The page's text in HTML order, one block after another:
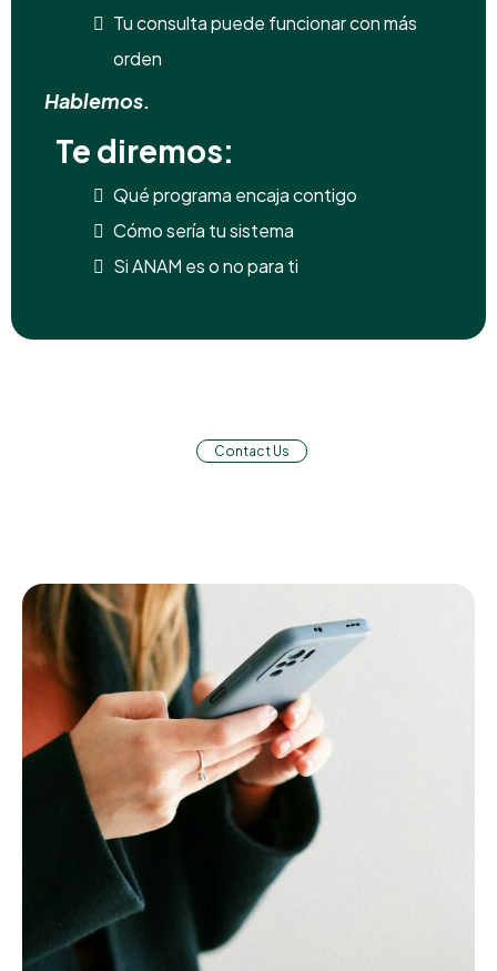
Tu consulta puede funcionar con más
orden
Hablemos.
Te diremos:
Qué programa encaja contigo
Cómo sería tu sistema
Si ANAM es o no para ti
Contact Us